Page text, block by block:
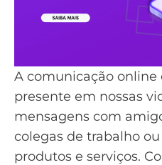
A comunicação online
presente em nossas
mensagens com
colegas de trabalho
produtos e serviços.